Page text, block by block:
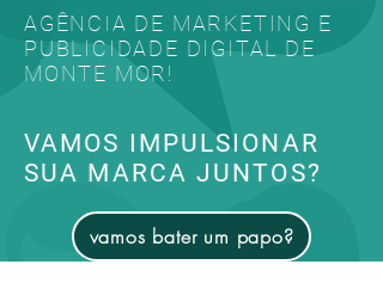
AGÊNCIA DE MARKETING E
PUBLICIDADE DIGITAL DE
MONTE MOR!
VAMOS IMPULSIONAR
SUA MARCA JUNTOS?
vamos bater um papo?